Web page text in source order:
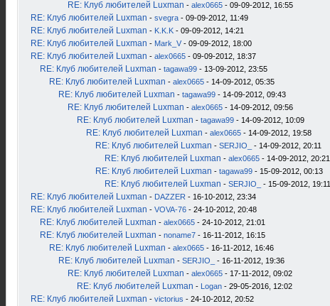
RE: Клуб любителей Luxman - alex0665 - 09-09-2012, 16:55
RE: Клуб любителей Luxman - svegra - 09-09-2012, 11:49
RE: Клуб любителей Luxman - K.K.K - 09-09-2012, 14:21
RE: Клуб любителей Luxman - Mark_V - 09-09-2012, 18:00
RE: Клуб любителей Luxman - alex0665 - 09-09-2012, 18:37
RE: Клуб любителей Luxman - tagawa99 - 13-09-2012, 23:55
RE: Клуб любителей Luxman - alex0665 - 14-09-2012, 05:35
RE: Клуб любителей Luxman - tagawa99 - 14-09-2012, 09:43
RE: Клуб любителей Luxman - alex0665 - 14-09-2012, 09:56
RE: Клуб любителей Luxman - tagawa99 - 14-09-2012, 10:09
RE: Клуб любителей Luxman - alex0665 - 14-09-2012, 19:58
RE: Клуб любителей Luxman - SERJIO_ - 14-09-2012, 20:11
RE: Клуб любителей Luxman - alex0665 - 14-09-2012, 20:21
RE: Клуб любителей Luxman - tagawa99 - 15-09-2012, 00:13
RE: Клуб любителей Luxman - SERJIO_ - 15-09-2012, 19:11
RE: Клуб любителей Luxman - DAZZER - 16-10-2012, 23:34
RE: Клуб любителей Luxman - VOVA-76 - 24-10-2012, 20:48
RE: Клуб любителей Luxman - alex0665 - 24-10-2012, 21:01
RE: Клуб любителей Luxman - noname7 - 16-11-2012, 16:15
RE: Клуб любителей Luxman - alex0665 - 16-11-2012, 16:46
RE: Клуб любителей Luxman - SERJIO_ - 16-11-2012, 19:36
RE: Клуб любителей Luxman - alex0665 - 17-11-2012, 09:02
RE: Клуб любителей Luxman - Logan - 29-05-2016, 12:02
RE: Клуб любителей Luxman - victorius - 24-10-2012, 20:52